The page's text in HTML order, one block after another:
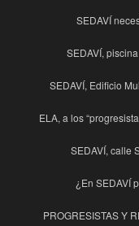
SEDAVÍ
SEDAVÍ,
SEDAVÍ, Edificio
ELA, a los
SEDAVÍ, calle
¿En SEDAVÍ
PROGRESISTAS Y